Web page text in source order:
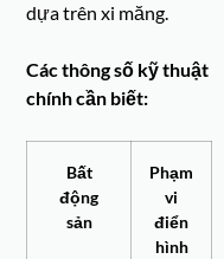
dựa trên xi măng.
Các thông số kỹ thuật
chính cần biết:
Bất
động
sản
Phạm
vi
điển
hình